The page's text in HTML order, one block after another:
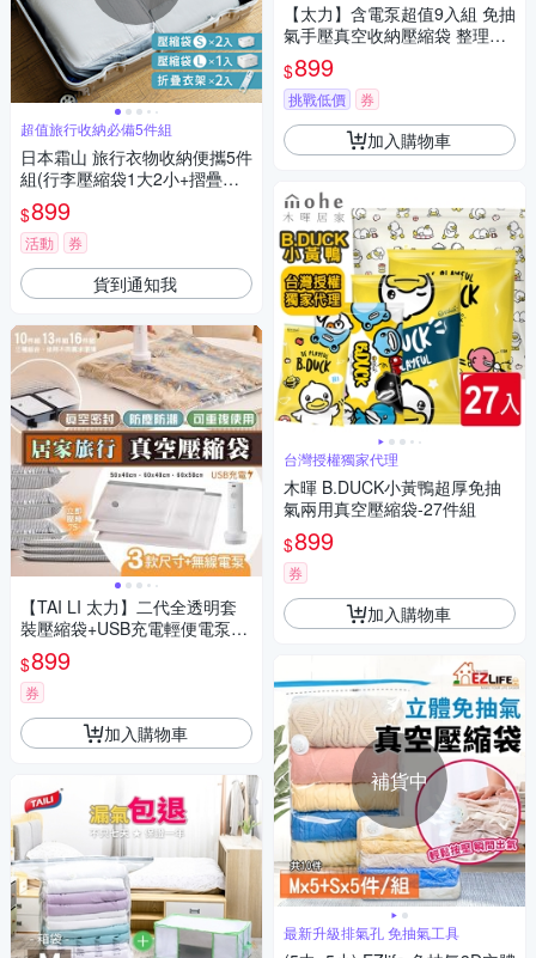
超值旅行收納必備5件組
日本霜山 旅行衣物收納便攜5件
組(行李壓縮袋1大2小+摺疊衣
架x2)(獨家)
$899
活動 券
貨到通知我
【TAI LI 太力】二代全透明套
裝壓縮袋+USB充電輕便電泵共
10件組 居家換季旅行收納壓縮
袋 行李箱分類
$899
券
加入購物車
【太力】含電泵超值9入組 免抽
氣手壓真空收納壓縮袋 整理袋
(特大x2+立體中x6+電泵x1 棉
被換季收納)
$899
挑戰低價 券
加入購物車
台灣授權獨家代理
木暉 B.DUCK小黃鴨超厚免抽
氣兩用真空壓縮袋-27件組
$899
券
加入購物車
補貨中
最新升級排氣孔 免抽氣工具